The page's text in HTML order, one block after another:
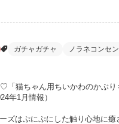
ガチャガチャ ノラネコンセン
「猫ちゃん用ちいかわのかぶり
年1月情報）
ズはぷにぷにした触り心地に癒